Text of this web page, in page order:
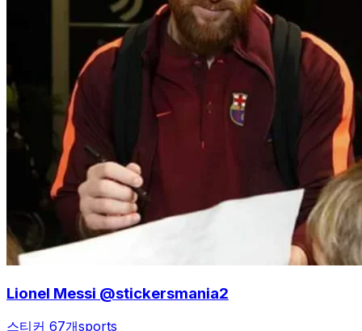
Lionel Messi @stickersmania2
스티커 67개sports